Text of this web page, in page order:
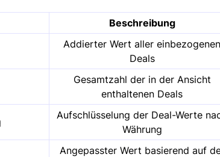
Beschreibung
Addierter Wert aller einbezogenen
Deals
Gesamtzahl der in der Ansicht
enthaltenen Deals
Aufschlüsselung der Deal-Werte
Währung
Angepasster Wert basierend auf